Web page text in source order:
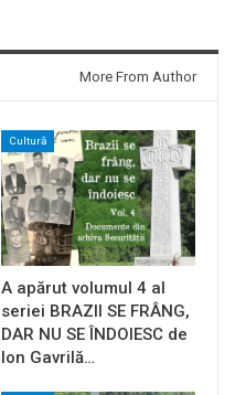
More From Author
Cultură
A apărut volumul 4 al
seriei BRAZII SE FRÂNG,
DAR NU SE ÎNDOIESC de
Ion Gavrilă…